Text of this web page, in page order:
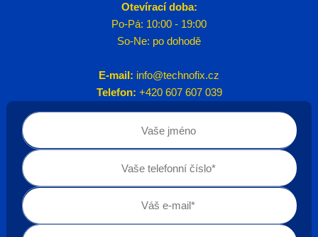
Otevírací doba:
Po-Pá: 10:00 - 19:00
So-Ne: po dohodě
E-mail: info@technofix.cz
Telefon: +420 607 607 039